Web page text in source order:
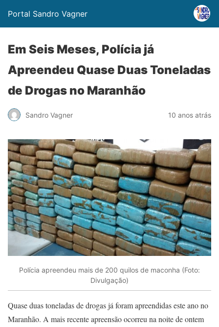
Portal Sandro Vagner
Em Seis Meses, Polícia já
Apreendeu Quase Duas Toneladas
de Drogas no Maranhão
Sandro Vagner 10 anos atrás
Polícia apreendeu mais de 200 quilos de maconha (Foto:
Divulgação)
Quase duas toneladas de drogas já foram apreendidas este ano no
Maranhão. A mais recente apreensão ocorreu na noite de ontem